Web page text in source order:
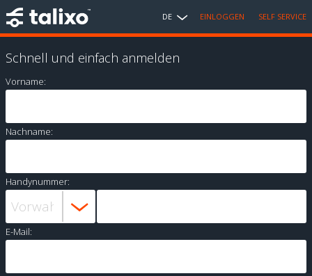
DE EINLOGGEN SELF SERVICE
Schnell und einfach anmelden
Vorname:
Nachname:
Handynummer:
E-Mail: